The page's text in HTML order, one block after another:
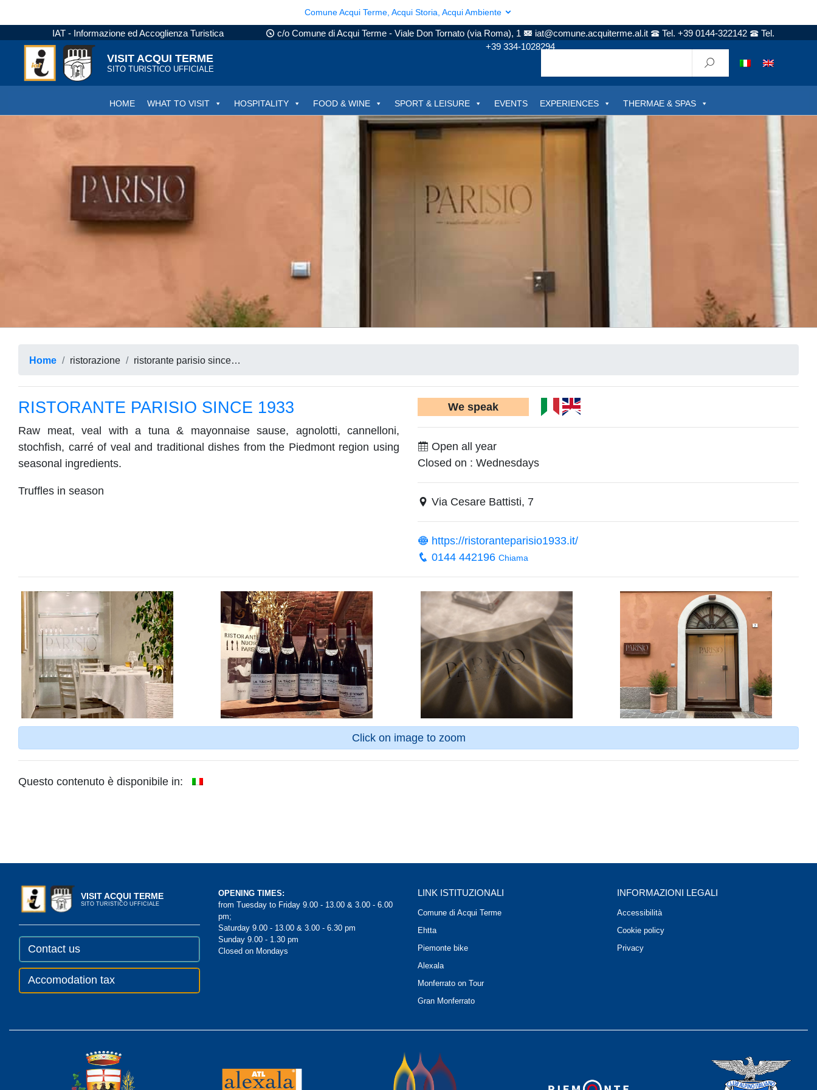
Comune Acqui Terme, Acqui Storia, Acqui Ambiente
IAT - Informazione ed Accoglienza Turistica c/o Comune di Acqui Terme - Viale Don Tornato (via Roma), 1 iat@comune.acquiterme.al.it Tel. +39 0144-322142
Tel.
+39 334-1028294
VISIT ACQUI TERME
SITO TURISTICO UFFICIALE
HOME WHAT TO VISIT HOSPITALITY FOOD & WINE SPORT & LEISURE EVENTS EXPERIENCES THERMAE & SPAS
Home ristorazione ristorante parisio since 1933
RISTORANTE PARISIO SINCE 1933
Raw meat, veal with a tuna & mayonnaise sause, agnolotti, cannelloni,
stochfish, carré of veal and traditional dishes from the Piedmont region using
seasonal ingredients.
Truffles in season
We speak
Open all year
Closed on : Wednesdays
Via Cesare Battisti, 7
https://ristoranteparisio1933.it/
0144 442196 Chiama
Click on image to zoom
Questo contenuto è disponibile in:
VISIT ACQUI TERME
SITO TURISTICO UFFICIALE
Contact us
Accomodation tax
OPENING TIMES:
from Tuesday to Friday 9.00 - 13.00 & 3.00 - 6.00
pm;
Saturday 9.00 - 13.00 & 3.00 - 6.30 pm
Sunday 9.00 - 1.30 pm
Closed on Mondays
LINK ISTITUZIONALI
Comune di Acqui Terme
Ehtta
Piemonte bike
Alexala
Monferrato on Tour
Gran Monferrato
INFORMAZIONI LEGALI
Accessibilità
Cookie policy
Privacy